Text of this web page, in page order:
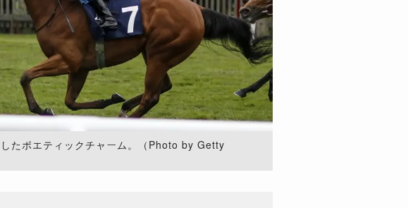
たポエティックチャーム。（Photo by Getty